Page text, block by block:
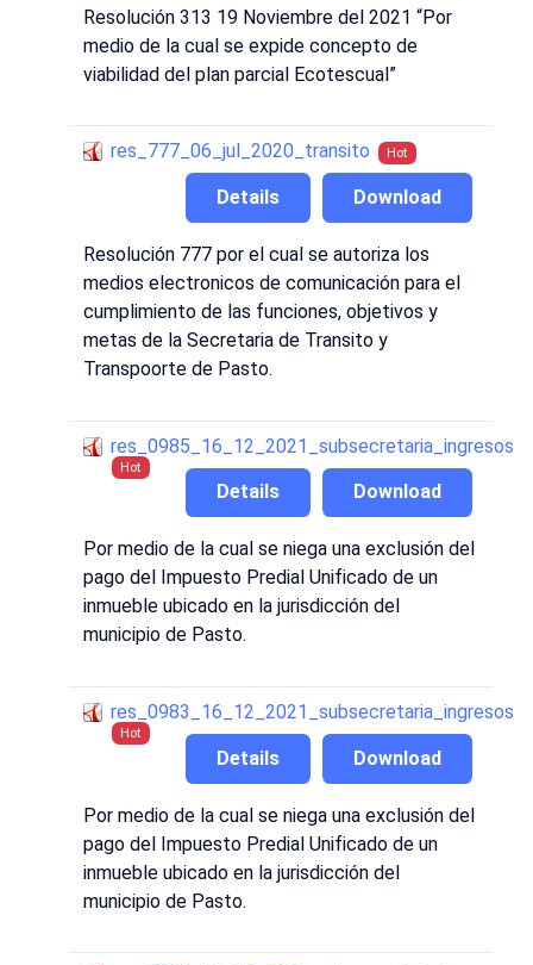
Resolución 313 19 Noviembre del 2021 “Por
medio de la cual se expide concepto de
viabilidad del plan parcial Ecotescual”
res_777_06_jul_2020_transito Hot
Download
Details
Resolución 777 por el cual se autoriza los
medios electronicos de comunicación para el
cumplimiento de las funciones, objetivos y
metas de la Secretaria de Transito y
Transpoorte de Pasto.
res_0985_16_12_2021_subsecretaria_ingresos
Hot
Download
Details
Por medio de la cual se niega una exclusión del
pago del Impuesto Predial Unificado de un
inmueble ubicado en la jurisdicción del
municipio de Pasto.
res_0983_16_12_2021_subsecretaria_ingresos
Hot
Download
Details
Por medio de la cual se niega una exclusión del
pago del Impuesto Predial Unificado de un
inmueble ubicado en la jurisdicción del
municipio de Pasto.